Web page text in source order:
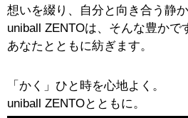
想いを綴り、自分と向き合う静か
uniball ZENTOは、そんな豊かで
あなたとともに紡ぎます。
「かく」ひと時を心地よく。
uniball ZENTOとともに。